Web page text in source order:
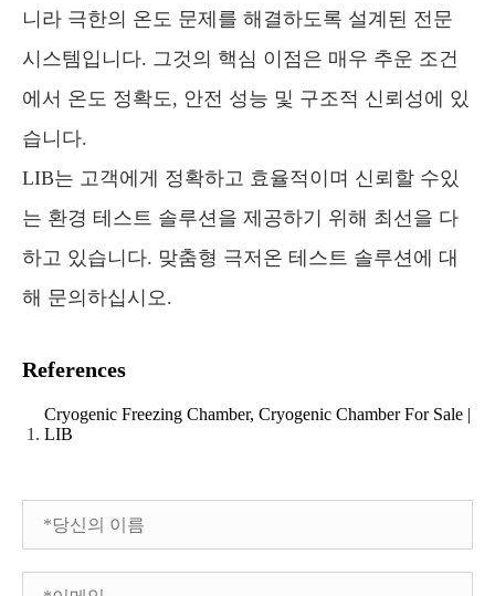
니라 극한의 온도 문제를 해결하도록 설계된 전문
시스템입니다. 그것의 핵심 이점은 매우 추운 조건
에서 온도 정확도, 안전 성능 및 구조적 신뢰성에 있
습니다.
LIB는 고객에게 정확하고 효율적이며 신뢰할 수있
는 환경 테스트 솔루션을 제공하기 위해 최선을 다
하고 있습니다. 맞춤형 극저온 테스트 솔루션에 대
해 문의하십시오.
References
Cryogenic Freezing Chamber, Cryogenic Chamber For Sale |
LIB